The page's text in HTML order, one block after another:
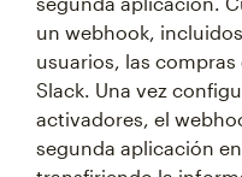
un webhook,
usuarios, las
Slack. Una vez
activadores, el
segunda aplicación